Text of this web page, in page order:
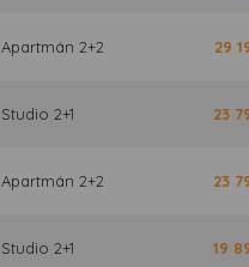
Apartmán 2+2 29
Studio 2+1 23
Apartmán 2+2 23
Studio 2+1 19